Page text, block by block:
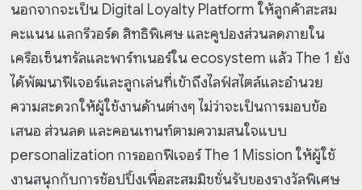
นอกจากจะเป็น Digital Loyalty Platform ให้ลูกค้าสะสม
คะแนน แลกรีวอร์ด สิทธิพิเศษ และคูปองส่วนลดภายใน
เครือเซ็นทรัลและพาร์ทเนอร์ใน ecosystem แล้ว The 1 ยัง
ได้พัฒนาฟีเจอร์และลูกเล่นที่เข้าถึงไลฟ์สไตล์และอำนวย
ความสะดวกให้ผู้ใช้งานด้านต่างๆ ไม่ว่าจะเป็นการมอบข้อ
เสนอ ส่วนลด และคอนเทนท์ตามความสนใจแบบ
personalization การออกฟีเจอร์ The 1 Mission ให้ผู้ใช้
งานสนุกกับการช้อปปิ้งเพื่อสะสมมิชชั่นรับของรางวัลพิเศษ